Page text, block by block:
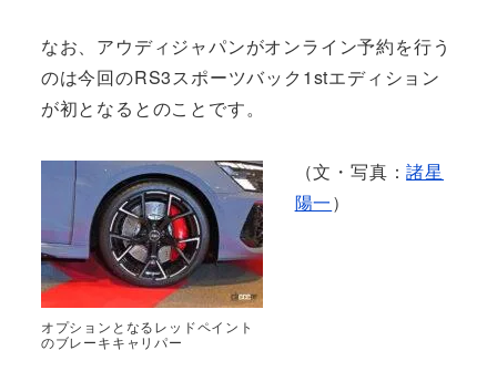
なお、アウディジャパンがオンライン予約を行う
のは今回のRS3スポーツバック1stエディション
が初となるとのことです。
オプションとなるレッドペイント
のブレーキキャリパー
（文・写真：諸星
陽一）